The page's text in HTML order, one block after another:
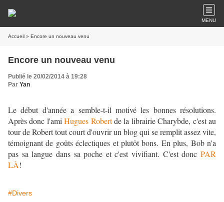
MENU
Accueil » Encore un nouveau venu
Encore un nouveau venu
Publié le 20/02/2014 à 19:28
Par Yan
Le début d'année a semble-t-il motivé les bonnes résolutions.
Après donc l'amiHugues Robertde la librairie Charybde, c'est au
tour de Robert tout court d'ouvrir un blog qui se remplit assez vite,
témoignant de goûts éclectiques et plutôt bons. En plus, Bob n'a
pas sa langue dans sa poche et c'est vivifiant. C'est donc PAR
LÀ!
#Divers